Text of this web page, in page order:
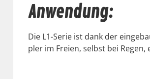
Anwendung:
Die L1-Serie ist dank der
pler im Freien, selb­st bei